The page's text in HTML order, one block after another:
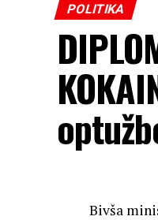
POLITIKA
Bivša